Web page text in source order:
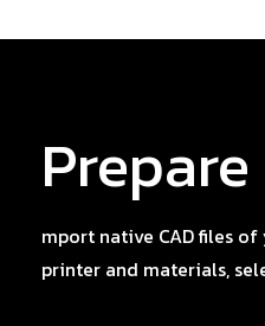
mport native CAD files
printer and materials,